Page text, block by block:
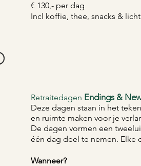
€ 130,- per dag
Incl koffie, thee, snacks &
Retraitedagen Endings &
Deze dagen staan in het
en ruimte maken voor je
De dagen vormen een
één dag deel te nemen. Elke
Wanneer?